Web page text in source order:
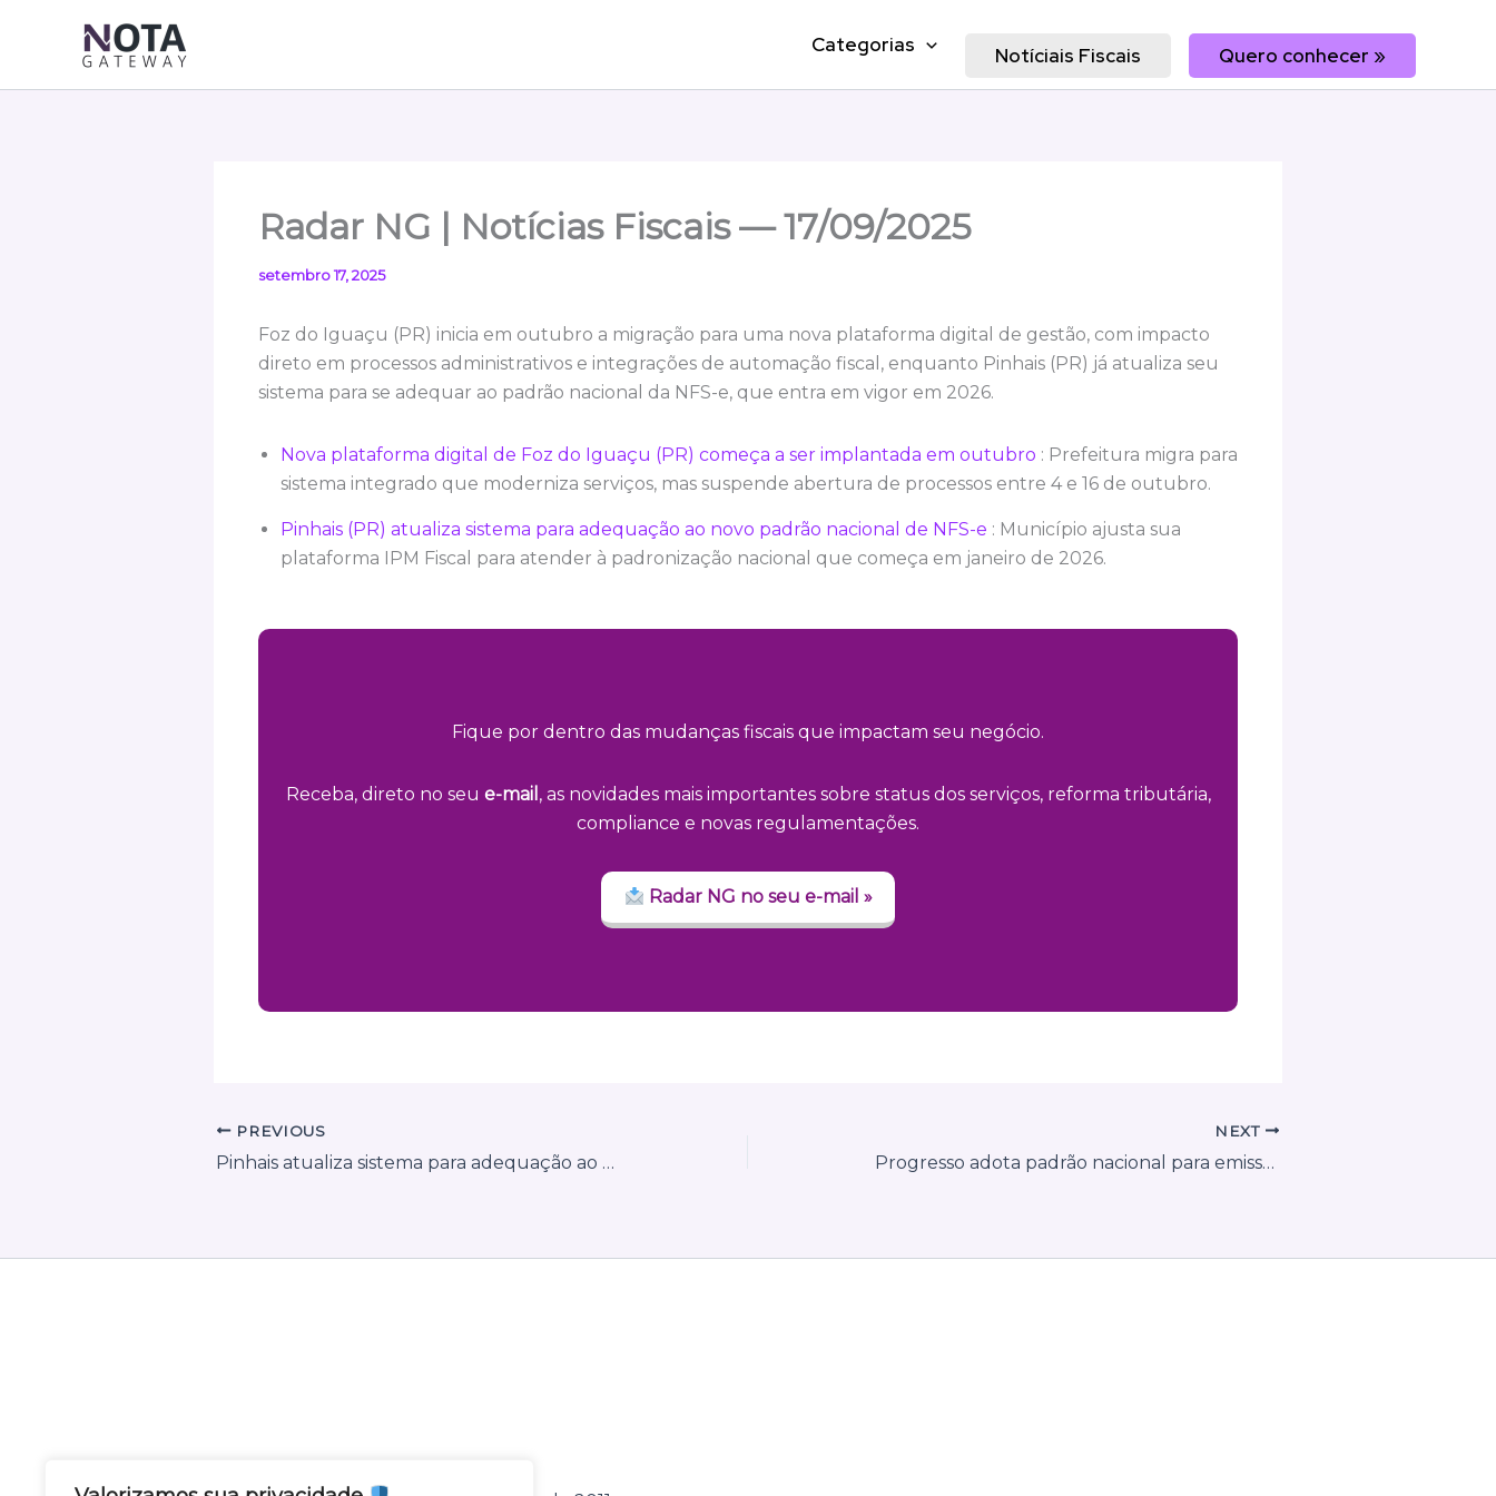
Categorias Notíciais Fiscais Quero conhecer »
Radar NG | Notícias Fiscais — 17/09/2025
setembro 17, 2025
Foz do Iguaçu (PR) inicia em outubro a migração para uma nova plataforma digital de gestão, com impacto
direto em processos administrativos e integrações de automação fiscal, enquanto Pinhais (PR) já atualiza seu
sistema para se adequar ao padrão nacional da NFS-e, que entra em vigor em 2026.
Nova plataforma digital de Foz do Iguaçu (PR) começa a ser implantada em outubro : Prefeitura migra para
sistema integrado que moderniza serviços, mas suspende abertura de processos entre 4 e 16 de outubro.
Pinhais (PR) atualiza sistema para adequação ao novo padrão nacional de NFS-e : Município ajusta sua
plataforma IPM Fiscal para atender à padronização nacional que começa em janeiro de 2026.
Fique por dentro das mudanças fiscais que impactam seu negócio.
Receba, direto no seu e-mail , as novidades mais importantes sobre status dos serviços, reforma tributária,
compliance e novas regulamentações.
Radar NG no seu e-mail »
PREVIOUS
Pinhais atualiza sistema para adequação ao novo padrão nacional de NFS-e
NEXT
Progresso adota padrão nacional para emissão de Nota Fiscal de Serviços a partir de dezembro